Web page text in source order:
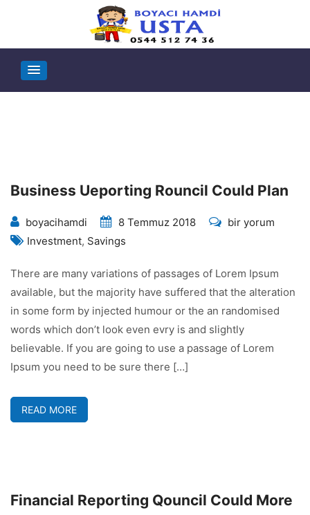
Business Ueporting Rouncil Could Plan
boyacihamdi 8 Temmuz 2018
Business
Could
Plan
için
bir yorum
Investment, Savings
There are many variations of passages of Lorem Ipsum
available, but the majority have suffered that the alteration
in some form by injected humour or the an randomised
words which don’t look even evry is and slightly
believable. If you are going to use a passage of Lorem
Ipsum you need to be sure there […]
READ MORE
Financial Reporting Qouncil Could More